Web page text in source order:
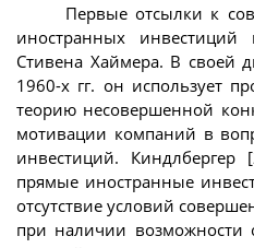
Первые отсылки к
иностранных
Стивена Хаймера. В своей
1960-х гг. он использует
теорию несовершенной
мотивации компаний в
инвестиций. Киндлбергер
прямые иностранные
отсутствие условий
при наличии возможности